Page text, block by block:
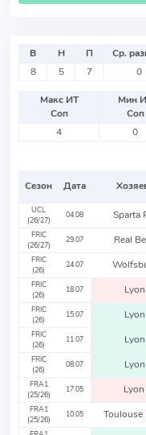
В Н П Ср.
8
5 7 0
Макс ИТ
Соп
Мин
Соп
4
0
Сезон Дата
UCL
(26/27)
04.08 Sparta
FRIC
(26/27)
29.07 Real
FRIC
(26)
24.07
FRIC
(26)
18.07 Lyon
FRIC
(26)
15.07 Lyon
FRIC
(26)
11.07 Lyon
FRIC
(26)
08.07 Lyon
FRA1
(25/26)
17.05 Lyon
FRA1
(25/26)
10.05 Toulouse